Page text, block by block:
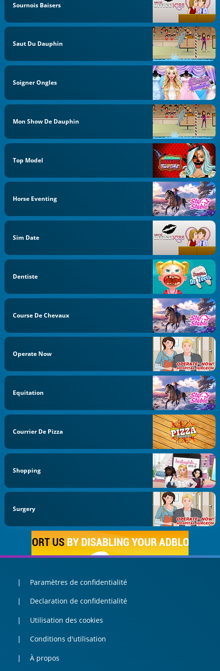
Sournois Baisers
Saut Du Dauphin
Soigner Ongles
Mon Show De Dauphin
Top Model
Horse Eventing
Sim Date
Dentiste
Course De Chevaux
Operate Now
Equitation
Courrier De Pizza
Shopping
Surgery
Paramètres de confidentialité
Declaration de confidentialité
Utilisation des cookies
Conditions d'utilisation
À propos